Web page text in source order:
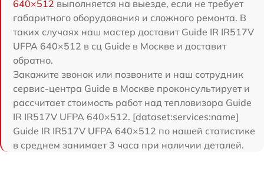
640×512 выполняется на выезде, если не требует
габаритного оборудования и сложного ремонта. В
таких случаях наш мастер доставит Guide IR IR517V
UFPA 640×512 в сц Guide в Москве и доставит
обратно.
Закажите звонок или позвоните и наш сотрудник
сервис-центра Guide в Москве проконсультирует и
рассчитает стоимость работ над тепловизора Guide
IR IR517V UFPA 640×512. [dataset:services:name]
Guide IR IR517V UFPA 640×512 по нашей статистике
в среднем занимает 3 часа при наличии деталей.